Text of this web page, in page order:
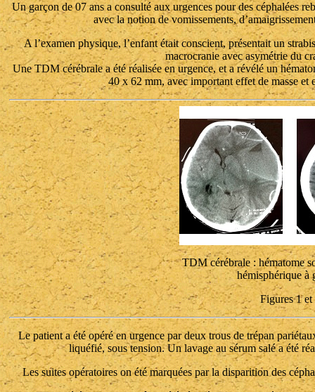
Un garçon de 07 ans a consulté aux urgences pour des céphalées
avec la notion de vomissements,
A l’examen physique, l’enfant était conscient, présentait un
macrocranie avec asymétrie du
Une TDM cérébrale a été réalisée en urgence, et a révélé un
40 x 62 mm, avec important effet de masse et
TDM cérébrale : hématome
hémisphérique à
Figures 1 et
Le patient a été opéré en urgence par deux trous de trépan
liquéfié, sous tension. Un lavage au sérum salé a été
Les suites opératoires on été marquées par la disparition des